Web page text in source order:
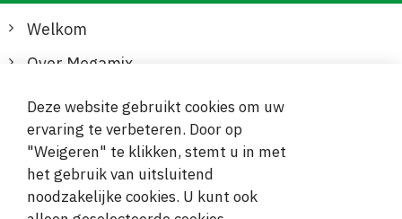
Welkom
Over Megamix
Informatie
Klantenservice
Veilige en gemakkelijke betalingen
Deze website gebruikt cookies om uw
ervaring te verbeteren. Door op
"Weigeren" te klikken, stemt u in met
het gebruik van uitsluitend
noodzakelijke cookies. U kunt ook